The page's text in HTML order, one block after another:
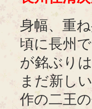
身幅、重
頃に長州
が銘ぶり
まだ新し
作の二王